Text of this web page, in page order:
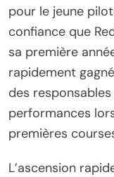
pour le jeune
confiance que
sa première
rapidement
des
performances
premières
L’ascension